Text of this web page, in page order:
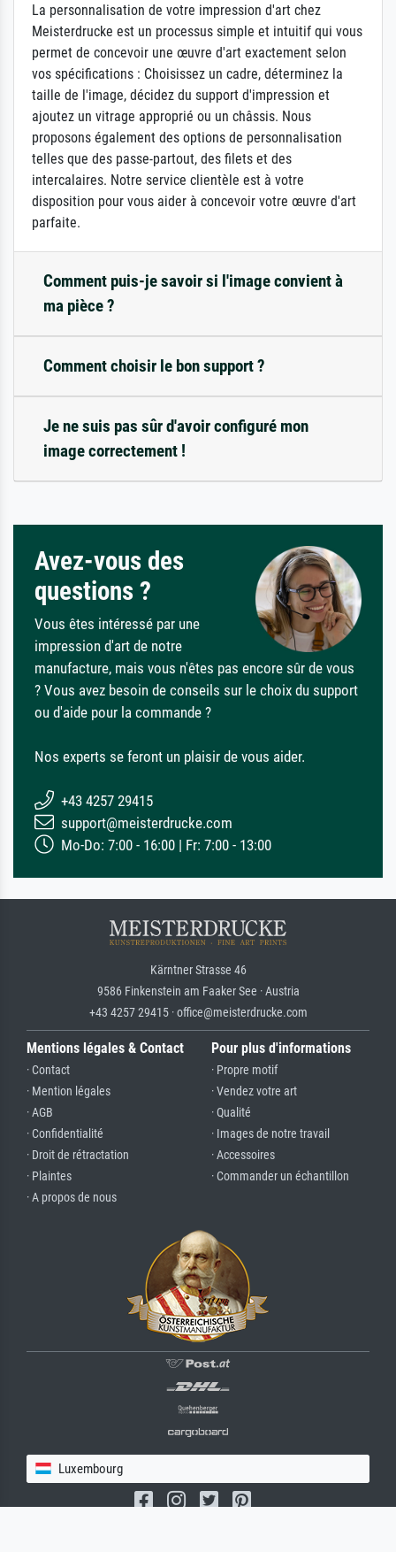
La personnalisation de votre impression d'art chez
Meisterdrucke est un processus simple et intuitif qui vous
permet de concevoir une œuvre d'art exactement selon
vos spécifications : Choisissez un cadre, déterminez la
taille de l'image, décidez du support d'impression et
ajoutez un vitrage approprié ou un châssis. Nous
proposons également des options de personnalisation
telles que des passe-partout, des filets et des
intercalaires. Notre service clientèle est à votre
disposition pour vous aider à concevoir votre œuvre d'art
parfaite.
Comment puis-je savoir si l'image convient à
ma pièce ?
Comment choisir le bon support ?
Je ne suis pas sûr d'avoir configuré mon
image correctement !
Avez-vous des
questions ?
Vous êtes intéressé par une
impression d'art de notre
manufacture, mais vous n'êtes pas encore sûr de vous
? Vous avez besoin de conseils sur le choix du support
ou d'aide pour la commande ?
Nos experts se feront un plaisir de vous aider.
+43 4257 29415
support@meisterdrucke.com
Mo-Do: 7:00 - 16:00 | Fr: 7:00 - 13:00
Kärntner Strasse 46
9586 Finkenstein am Faaker See · Austria
+43 4257 29415 · office@meisterdrucke.com
Mentions légales & Contact
· Contact
· Mention légales
· AGB
· Confidentialité
· Droit de rétractation
· Plaintes
· A propos de nous
Pour plus d'informations
· Propre motif
· Vendez votre art
· Qualité
· Images de notre travail
· Accessoires
· Commander un échantillon
Luxembourg